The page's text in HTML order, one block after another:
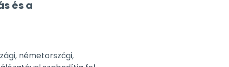
németországi,
el a legfontosabb